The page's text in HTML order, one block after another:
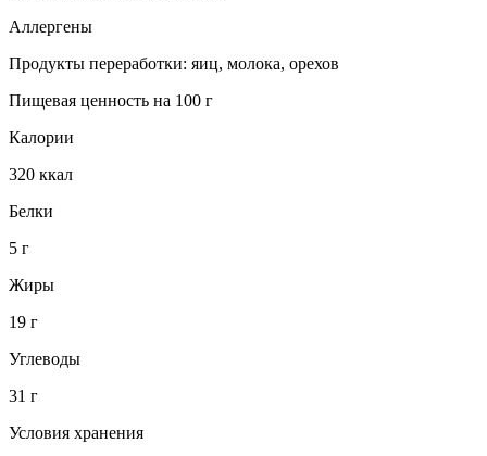
Аллергены
Продукты переработки: яиц, молока, орехов
Пищевая ценность на 100 г
Калории
320 ккал
Белки
5 г
Жиры
19 г
Углеводы
31 г
Условия хранения